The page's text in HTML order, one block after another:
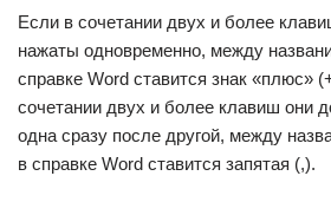
Если в сочетании двух и более
нажаты одновременно, между
справке Word ставится знак «плюс»
сочетании двух и более клавиш они
одна сразу после другой, между
в справке Word ставится запятая (,).